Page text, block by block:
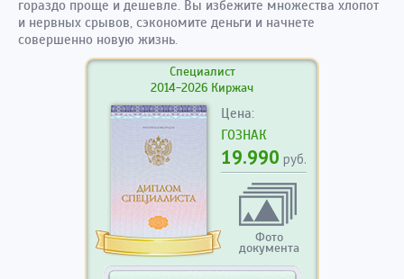
гораздо проще и дешевле. Вы избежите множества хлопот
и нервных срывов, сэкономите деньги и начнете
совершенно новую жизнь.
Специалист
2014-2026 Киржач
Цена:
ГОЗНАК
19.990 руб.
Фото
документа